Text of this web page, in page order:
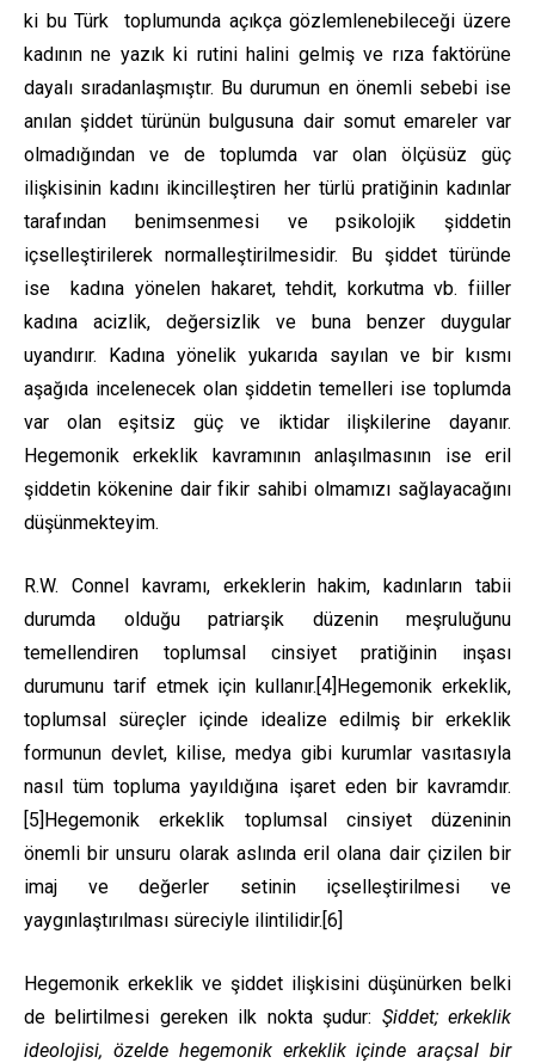
ki bu Türk toplumunda açıkça gözlemlenebileceği üzere
kadının ne yazık ki rutini halini gelmiş ve rıza faktörüne
dayalı sıradanlaşmıştır. Bu durumun en önemli sebebi ise
anılan şiddet türünün bulgusuna dair somut emareler var
olmadığından ve de toplumda var olan ölçüsüz güç
ilişkisinin kadını ikincilleştiren her türlü pratiğinin kadınlar
tarafından benimsenmesi ve psikolojik şiddetin
içselleştirilerek normalleştirilmesidir. Bu şiddet türünde
ise kadına yönelen hakaret, tehdit, korkutma vb. fiiller
kadına acizlik, değersizlik ve buna benzer duygular
uyandırır. Kadına yönelik yukarıda sayılan ve bir kısmı
aşağıda incelenecek olan şiddetin temelleri ise toplumda
var olan eşitsiz güç ve iktidar ilişkilerine dayanır.
Hegemonik erkeklik kavramının anlaşılmasının ise eril
şiddetin kökenine dair fikir sahibi olmamızı sağlayacağını
düşünmekteyim.
R.W. Connel kavramı, erkeklerin hakim, kadınların tabii
durumda olduğu patriarşik düzenin meşruluğunu
temellendiren toplumsal cinsiyet pratiğinin inşası
durumunu tarif etmek için kullanır.[4]Hegemonik erkeklik,
toplumsal süreçler içinde idealize edilmiş bir erkeklik
formunun devlet, kilise, medya gibi kurumlar vasıtasıyla
nasıl tüm topluma yayıldığına işaret eden bir kavramdır.
[5]Hegemonik erkeklik toplumsal cinsiyet düzeninin
önemli bir unsuru olarak aslında eril olana dair çizilen bir
imaj ve değerler setinin içselleştirilmesi ve
yaygınlaştırılması süreciyle ilintilidir.[6]
Hegemonik erkeklik ve şiddet ilişkisini düşünürken belki
de belirtilmesi gereken ilk nokta şudur: Şiddet; erkeklik
ideolojisi, özelde hegemonik erkeklik içinde araçsal bir